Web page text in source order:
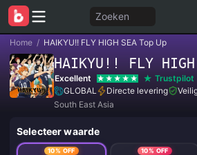
Zoeken
Home / HAIKYU!! FLY HIGH SEA Top Up
HAIKYU!! FLY
Excellent
Trustpilot
GLOBAL
Directe levering
South East Asia
Selecteer waarde
10% OFF 10% OFF